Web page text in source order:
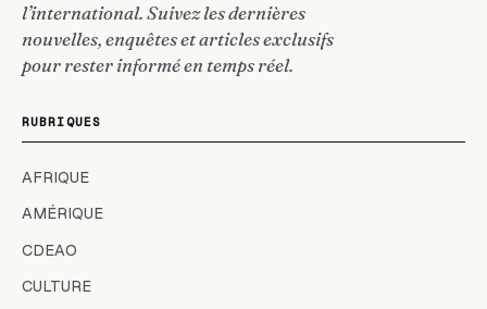
l’international. Suivez les dernières
nouvelles, enquêtes et articles exclusifs
pour rester informé en temps réel.
RUBRIQUES
AFRIQUE
AMÉRIQUE
CDEAO
CULTURE